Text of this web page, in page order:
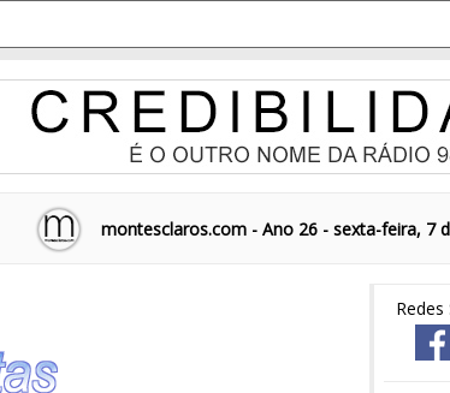
montesclaros.com - Ano 26 - sexta-feira, 7
Redes